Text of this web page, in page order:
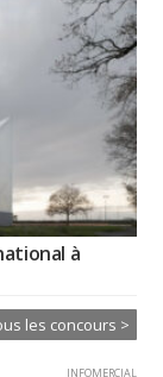
à
les concours >
INFOMERCIAL